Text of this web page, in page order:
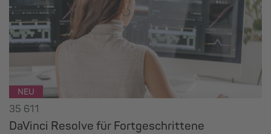
NEU
35 611
DaVinci Resolve für Fortgeschrittene